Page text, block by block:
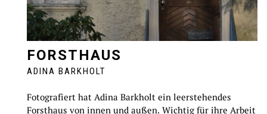
FORSTHAUS
ADINA BARKHOLT
Fotografiert hat Adina Barkholt ein leerstehendes
Forsthaus von innen und außen. Wichtig für ihre Arbeit